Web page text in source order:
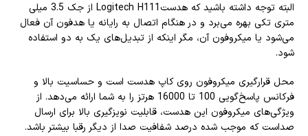
البته توجه داشته باشید که هدستLogitech H111 از جک 3.5 میلی
متری تکی بهره می‌برد و در هنگام اتصال به رایانه یا هدفون آن فعال
می‌شود یا میکروفون آن، مگر اینکه از تبدیل‌های یک به دو استفاده
شود.
محل قرارگیری میکروفون روی کاپ هدست است و حساسیت بالا و
فرکانس پاسخ‌گویی 100 تا 16000 هرتز را به شما ارائه می‌دهد. از
ویژگی‌های میکروفون این هدست، قابلیت نویزگیری بالا برای ارسال
صداست که موجب شده درصد شفافیت صدا از دیگر رقبا بیشتر باشد.